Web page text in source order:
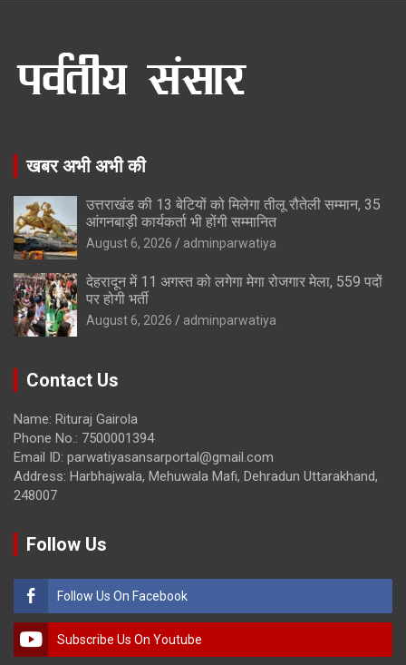
खबर अभी अभी की
उत्तराखंड की 13 बेटियों को मिलेगा तीलू रौतेली सम्मान, 35
आंगनबाड़ी कार्यकर्ता भी होंगी सम्मानित
August 6, 2026 adminparwatiya
देहरादून में 11 अगस्त को लगेगा मेगा रोजगार मेला, 559 पदों
पर होगी भर्ती
August 6, 2026 adminparwatiya
Contact Us
Name: Rituraj Gairola
Phone No.: 7500001394
Email ID: parwatiyasansarportal@gmail.com
Address: Harbhajwala, Mehuwala Mafi, Dehradun Uttarakhand,
248007
Follow Us
Follow Us On Facebook
Subscribe Us On Youtube